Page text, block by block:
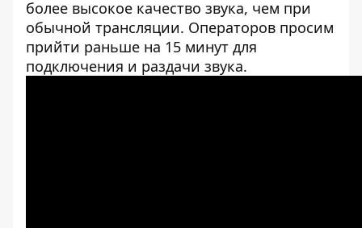
более высокое качество звука, чем при
обычной трансляции. Операторов просим
прийти раньше на 15 минут для
подключения и раздачи звука.